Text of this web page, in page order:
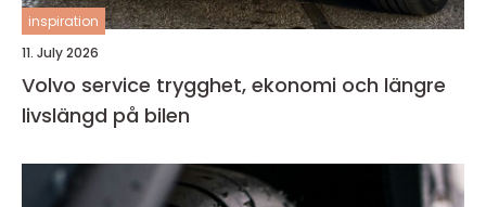
inspiration
11. July 2026
Volvo service trygghet, ekonomi och längre
livslängd på bilen